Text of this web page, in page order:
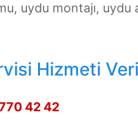
uydu montajı, uydu
Hizmeti
42 42